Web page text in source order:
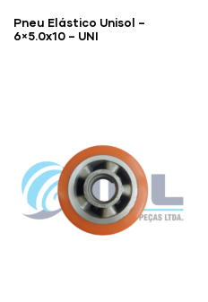
Pneu Elástico Unisol –
6×5.0x10 – UNI